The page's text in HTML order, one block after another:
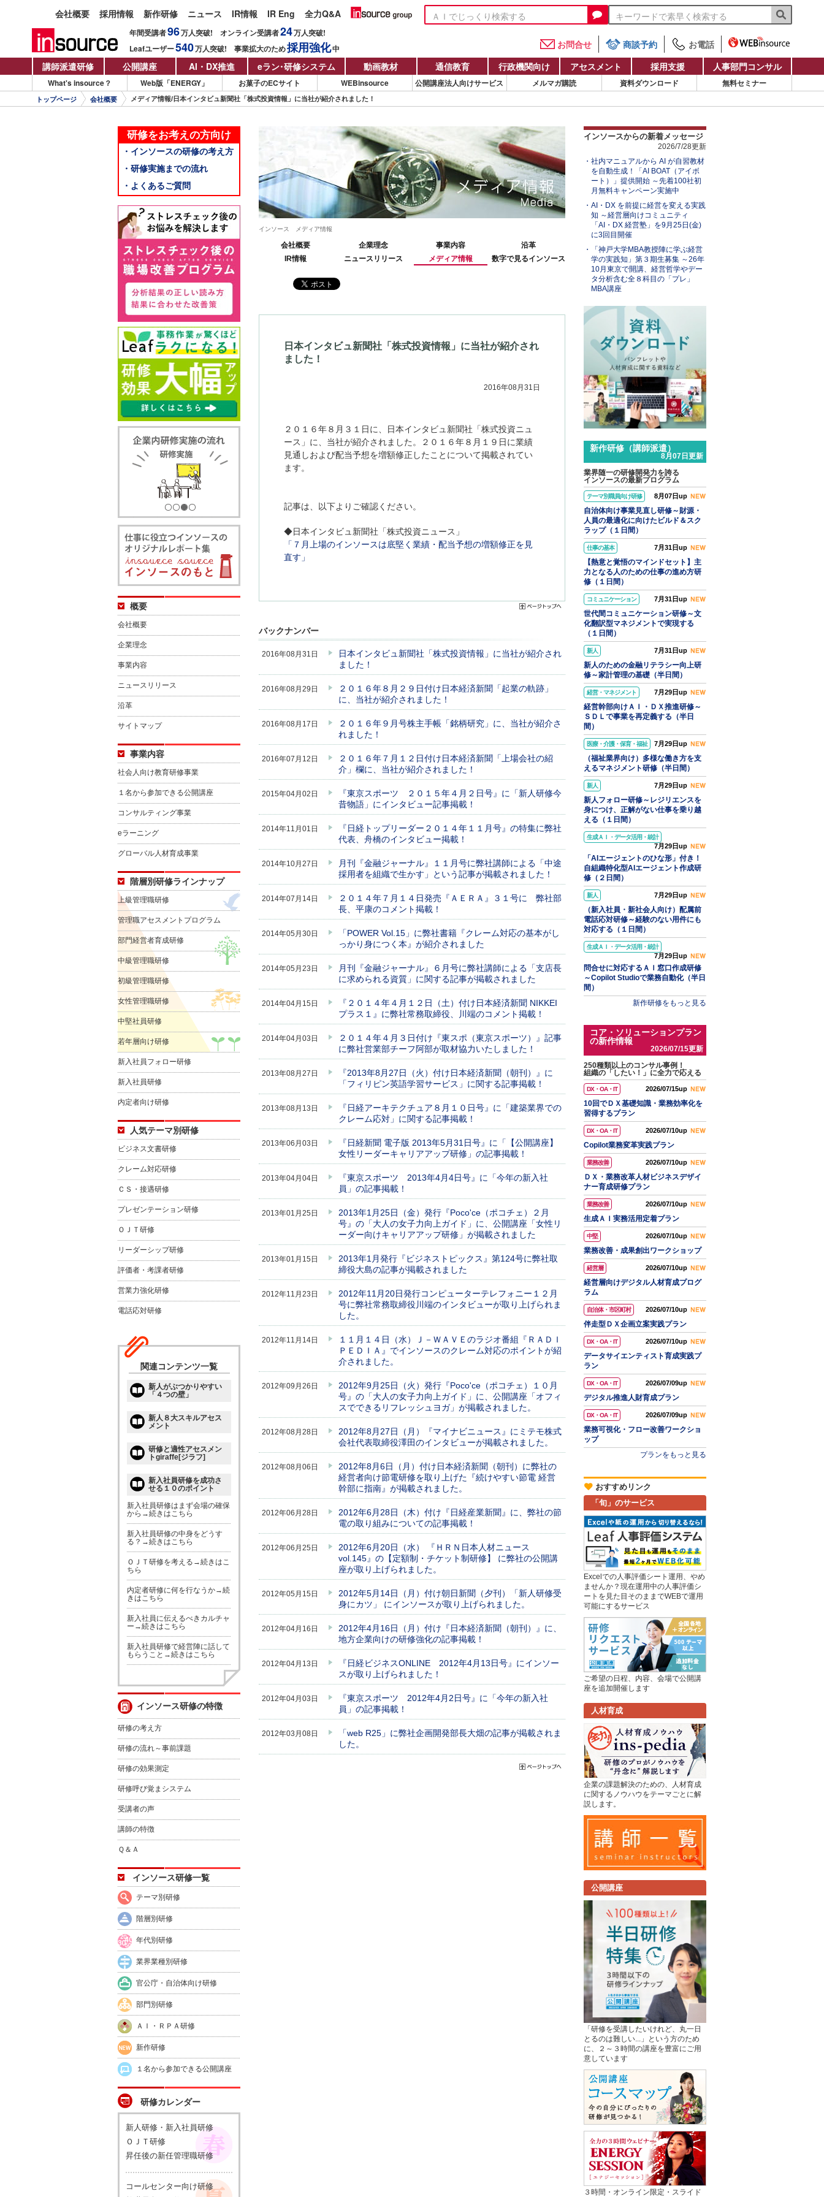
会社概要 採用情報 新作研修 ニュース IR情報 IR Eng 全力Q&A
年間受講者96万人突破! オンライン受講者24万人突破!
Leafユーザー540万人突破! 事業拡大のため採用強化中 お問合せ 商談予約
お電話
講師派遣研修
公開講座 AI・DX推進 eラン・研修システム 動画教材 通信教育 行政機関向け アセスメント 採用支援 人事部門コンサル
What's insource？ Web版「ENERGY」 お菓子のECサイト WEBinsource 公開講座法人向けサービス メルマガ購読 資料ダウンロード 無料セミナー
トップページ 会社概要 メディア情報/日本インタビュ新聞社「株式投資情報」に当社が紹介されました！
インソース メディア情報
会社概要 企業理念 事業内容
沿革
IR情報
ニュースリリース メディア情報 数字で見るインソース
日本インタビュ新聞社「株式投資情報」に当社が紹介され
ました！
2016年08月31日
２０１６年８月３１日に、日本インタビュ新聞社「株式投資ニュ
ース」に、当社が紹介されました。２０１６年８月１９日に業績
見通しおよび配当予想を増額修正したことについて掲載されてい
ます。
記事は、以下よりご確認ください。
◆日本インタビュ新聞社「株式投資ニュース」
「７月上場のインソースは底堅く業績・配当予想の増額修正を見
直す」
バックナンバー
2016年08月31日
日本インタビュ新聞社「株式投資情報」に当社が紹介され
ました！
2016年08月29日
２０１６年８月２９日付け日本経済新聞「起業の軌跡」
に、当社が紹介されました！
2016年08月17日
２０１６年９月号株主手帳「銘柄研究」に、当社が紹介さ
れました！
2016年07月12日
２０１６年７月１２日付け日本経済新聞「上場会社の紹
介」欄に、当社が紹介されました！
2015年04月02日
『東京スポーツ ２０１５年４月２日号』に「新人研修今
昔物語」にインタビュー記事掲載！
2014年11月01日
『日経トップリーダー２０１４年１１月号』の特集に弊社
代表、舟橋のインタビュー掲載！
2014年10月27日
月刊『金融ジャーナル』１１月号に弊社講師による「中途
採用者を組織で生かす」という記事が掲載されました！
2014年07月14日
２０１４年７月１４日発売『ＡＥＲＡ』３１号に 弊社部
長、平康のコメント掲載！
2014年05月30日
「POWER Vol.15」に弊社書籍『クレーム対応の基本がし
っかり身につく本』が紹介されました
2014年05月23日
月刊『金融ジャーナル』６月号に弊社講師による「支店長
に求められる資質」に関する記事が掲載されました
2014年04月15日
『２０１４年４月１２日（土）付け日本経済新聞 NIKKEI
プラス１』に弊社常務取締役、川端のコメント掲載！
2014年04月03日
２０１４年４月３日付け『東スポ（東京スポーツ）』記事
に弊社営業部チーフ阿部が取材協力いたしました！
2013年08月27日
『2013年8月27日（火）付け日本経済新聞（朝刊）』に
「フィリピン英語学習サービス」に関する記事掲載！
2013年08月13日
『日経アーキテクチュア８月１０日号』に「建築業界での
クレーム応対」に関する記事掲載！
2013年06月03日
『日経新聞 電子版 2013年5月31日号』に「【公開講座】
女性リーダーキャリアアップ研修」の記事掲載！
2013年04月04日
『東京スポーツ 2013年4月4日号』に「今年の新入社
員」の記事掲載！
2013年01月25日
2013年1月25日（金）発行『Poco'ce（ポコチェ）２月
号』の「大人の女子力向上ガイド」に、公開講座「女性リ
ーダー向けキャリアアップ研修」が掲載されました
2013年01月15日
2013年1月発行『ビジネストピックス』第124号に弊社取
締役大島の記事が掲載されました
2012年11月23日
2012年11月20日発行コンピューターテレフォニー１２月
号に弊社常務取締役川端のインタビューが取り上げられま
した。
2012年11月14日
１１月１４日（水）Ｊ－ＷＡＶＥのラジオ番組『ＲＡＤＩ
ＰＥＤＩＡ』でインソースのクレーム対応のポイントが紹
介されました。
2012年09月26日
2012年9月25日（火）発行『Poco'ce（ポコチェ）１０月
号』の「大人の女子力向上ガイド」に、公開講座「オフィ
スでできるリフレッシュヨガ」が掲載されました。
2012年08月28日
2012年8月27日（月）『マイナビニュース』にミテモ株式
会社代表取締役澤田のインタビューが掲載されました。
2012年08月06日
2012年8月6日（月）付け日本経済新聞（朝刊）に弊社の
経営者向け節電研修を取り上げた『続けやすい節電 経営
幹部に指南』が掲載されました。
2012年06月28日
2012年6月28日（木）付け『日経産業新聞』に、弊社の節
電の取り組みについての記事掲載！
2012年06月25日
2012年6月20日（水） 『ＨＲＮ日本人材ニュース
vol.145』の【定額制・チケット制研修】 に弊社の公開講
座が取り上げられました。
2012年05月15日
2012年5月14日（月）付け朝日新聞（夕刊）「新人研修受
身にカツ」 にインソースが取り上げられました。
2012年04月16日
2012年4月16日（月）付け『日本経済新聞（朝刊）』に、
地方企業向けの研修強化の記事掲載！
2012年04月13日
『日経ビジネスONLINE 2012年4月13日号』にインソー
スが取り上げられました！
2012年04月03日
『東京スポーツ 2012年4月2日号』に「今年の新入社
員」の記事掲載！
2012年03月08日
「web R25」に弊社企画開発部長大畑の記事が掲載されま
した。
研修をお考えの方向け
・インソースの研修の考え方
・研修実施までの流れ
・よくあるご質問
概要
会社概要
企業理念
事業内容
ニュースリリース
沿革
サイトマップ
事業内容
社会人向け教育研修事業
１名から参加できる公開講座
コンサルティング事業
eラーニング
グローバル人材育成事業
階層別研修ラインナップ
上級管理職研修
管理職アセスメントプログラム
部門経営者育成研修
中級管理職研修
初級管理職研修
女性管理職研修
中堅社員研修
若年層向け研修
新入社員フォロー研修
新入社員研修
内定者向け研修
人気テーマ別研修
ビジネス文書研修
クレーム対応研修
ＣＳ・接遇研修
プレゼンテーション研修
ＯＪＴ研修
リーダーシップ研修
評価者・考課者研修
営業力強化研修
電話応対研修
関連コンテンツ一覧
新人がぶつかりやすい
「４つの壁」
新人８大スキルアセス
メント
研修と適性アセスメン
トgiraffe[ジラフ]
新入社員研修を成功さ
せる１０のポイント
新入社員研修はまず会場の確保
から→続きはこちら
新入社員研修の中身をどうす
る？→続きはこちら
ＯＪＴ研修を考える→続きはこ
ちら
内定者研修に何を行なうか→続
きはこちら
新入社員に伝えるべきカルチャ
ー→続きはこちら
新入社員研修で経営陣に話して
もらうこと→続きはこちら
インソース研修の特徴
研修の考え方
研修の流れ～事前課題
研修の効果測定
研修呼び覚まシステム
受講者の声
講師の特徴
Ｑ＆Ａ
インソース研修一覧
テーマ別研修
階層別研修
年代別研修
業界業種別研修
官公庁・自治体向け研修
部門別研修
ＡＩ・ＲＰＡ研修
新作研修
１名から参加できる公開講座
研修カレンダー
新人研修・新入社員研修
ＯＪＴ研修
昇任後の新任管理職研修
コールセンター向け研修
インソースからの新着メッセージ
2026/7/28更新
社内マニュアルから AI が自習教材
を自動生成！「AI BOAT（アイボ
ート）」提供開始 ～先着100社初
月無料キャンペーン実施中
AI・DX を前提に経営を変える実践
知 ～経営層向けコミュニティ
「AI・DX 経営塾」を9月25日(金)
に3回目開催
「神戸大学MBA教授陣に学ぶ経営
学の実践知」第３期生募集 ～26年
10月東京で開講、経営哲学やデー
タ分析含む全８科目の「プレ」
MBA講座
インソースブログ「東へ西へ」
新作研修（講師派遣）
8月07日更新
業界随一の研修開発力を誇る
インソースの最新プログラム
テーマ別職員向け研修 8月07日up
自治体向け事業見直し研修～財源・
人員の最適化に向けたビルド＆スク
ラップ（１日間）
仕事の基本 7月31日up
【熱意と覚悟のマインドセット】主
力となる人のための仕事の進め方研
修（１日間）
コミュニケーション 7月31日up
世代間コミュニケーション研修～文
化翻訳型マネジメントで実現する
（１日間）
新人 7月31日up
新人のための金融リテラシー向上研
修～家計管理の基礎（半日間）
経営・マネジメント 7月29日up
経営幹部向けＡＩ・ＤＸ推進研修～
ＳＤＬで事業を再定義する（半日
間）
医療・介護・保育・福祉 7月29日up
（福祉業界向け）多様な働き方を支
えるマネジメント研修（半日間）
新人 7月29日up
新人フォロー研修～レジリエンスを
身につけ、正解がない仕事を乗り越
える（１日間）
生成ＡＩ・データ活用・統計
7月29日up
「AIエージェントのひな形」付き！
自組織特化型AIエージェント作成研
修（２日間）
新人 7月29日up
（新入社員・新社会人向け）配属前
電話応対研修～経験のない用件にも
対応する（１日間）
生成ＡＩ・データ活用・統計
7月29日up
問合せに対応するＡＩ窓口作成研修
～Copilot Studioで業務自動化（半日
間）
新作研修をもっと見る
コア・ソリューションプラン
の新作情報
2026/07/15更新
250種類以上のコンサル事例！
組織の「したい！」に全力で応える
DX・OA・IT 2026/07/15up
10回でＤＸ基礎知識・業務効率化を
習得するプラン
DX・OA・IT 2026/07/10up
Copilot業務変革実践プラン
業務改善 2026/07/10up
ＤＸ・業務改革人材ビジネスデザイ
ナー育成研修プラン
業務改善 2026/07/10up
生成ＡＩ実務活用定着プラン
中堅 2026/07/10up
業務改善・成果創出ワークショップ
経営層 2026/07/10up
経営層向けデジタル人材育成プログ
ラム
自治体・市区町村 2026/07/10up
伴走型ＤＸ企画立案実践プラン
DX・OA・IT 2026/07/10up
データサイエンティスト育成実践プ
ラン
DX・OA・IT 2026/07/09up
デジタル推進人財育成プラン
DX・OA・IT 2026/07/09up
業務可視化・フロー改善ワークショ
ップ
プランをもっと見る
おすすめリンク
「旬」のサービス
Excelでの人事評価シート運用、やめ
ませんか？現在運用中の人事評価シ
ートを見た目そのままでWEBで運用
可能にするサービス
ご希望の日程、内容、会場で公開講
座を追加開催します
人材育成
企業の課題解決のための、人材育成
に関するノウハウをテーマごとに解
説します。
公開講座
「研修を受講したいけれど、丸一日
とるのは難しい...」という方のため
に、２～３時間の講座を豊富にご用
意しています
３時間・オンライン限定・スライド